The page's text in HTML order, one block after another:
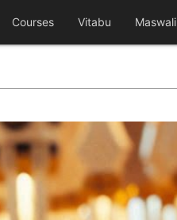
Courses Vitabu Maswali